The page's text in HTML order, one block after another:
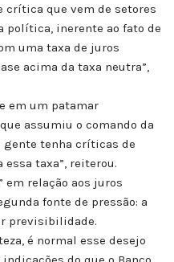
crítica que vem de setores
política, inerente ao fato de
uma taxa de juros
acima da taxa neutra”,
em um patamar
assumiu o comando da
gente tenha críticas de
taxa”, reiterou.
em relação aos juros
fonte de pressão: a
previsibilidade.
é normal esse desejo